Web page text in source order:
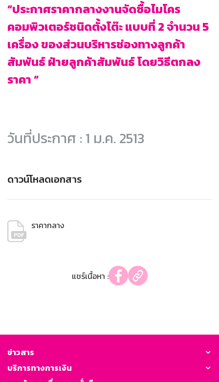
“ประกาศราคากลางงานจัดซื้อไมโคร
คอมพิวเตอร์ชนิดตั้งโต๊ะ แบบที่ 2 จำนวน 5
เครื่อง ของส่วนบริหารช่องทางลูกค้า
สัมพันธ์ ฝ่ายลูกค้าสัมพันธ์ โดยวิธีตกลง
ราคา “
วันที่ประกาศ : 1 ม.ค. 2513
ดาวน์โหลดเอกสาร
ราคากลาง
แชร์เนื้อหา :
ข่าวสาร
บริการทางการเงิน